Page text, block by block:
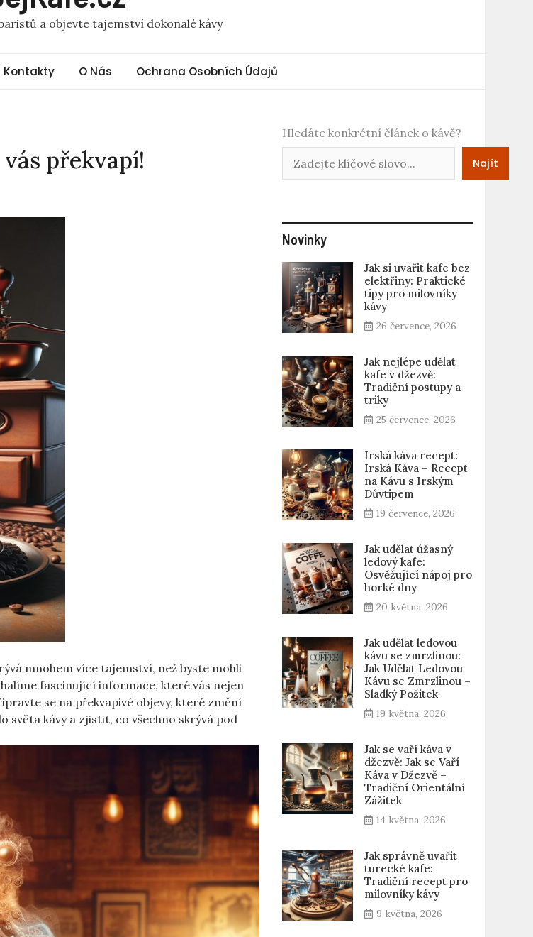
a objevte tajemství dokonalé kávy
Kontakty O Nás Ochrana Osobních Údajů
překvapí!
mnohem více tajemství, než byste mohli
fascinující informace, které vás nejen
se na překvapivé objevy, které změní
světa kávy a zjistit, co všechno skrývá pod
Hledáte konkrétní článek o kávě?
Najít
Novinky
Jak si uvařit kafe bez
elektřiny: Praktické
tipy pro milovníky
kávy
26 července, 2026
Jak nejlépe udělat
kafe v džezvě:
Tradiční postupy a
triky
25 července, 2026
Irská káva recept:
Irská Káva – Recept
na Kávu s Irským
Důvtipem
19 července, 2026
Jak udělat úžasný
ledový kafe:
Osvěžující nápoj pro
horké dny
20 května, 2026
Jak udělat ledovou
kávu se zmrzlinou:
Jak Udělat Ledovou
Kávu se Zmrzlinou –
Sladký Požitek
19 května, 2026
Jak se vaří káva v
džezvě: Jak se Vaří
Káva v Džezvě –
Tradiční Orientální
Zážitek
14 května, 2026
Jak správně uvařit
turecké kafe:
Tradiční recept pro
milovníky kávy
9 května, 2026